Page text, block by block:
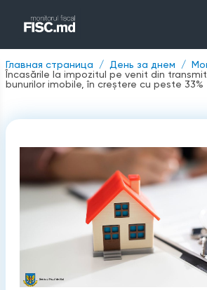
Главная страница День за днем
Încasările la impozitul pe venit din
bunurilor imobile, în creștere cu peste 33%